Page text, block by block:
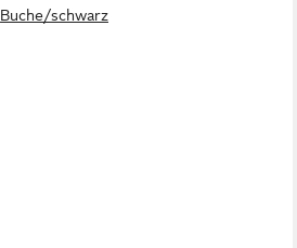
Buche/schwarz